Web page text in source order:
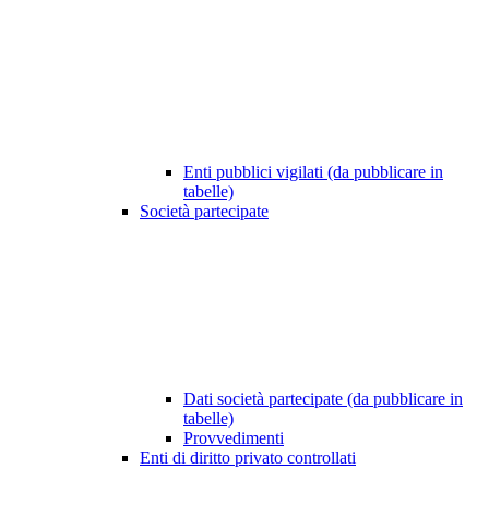
Enti pubblici vigilati (da pubblicare in
tabelle)
Società partecipate
Dati società partecipate (da pubblicare in
tabelle)
Provvedimenti
Enti di diritto privato controllati